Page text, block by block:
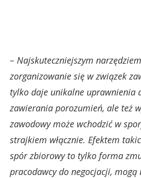
– Najskuteczniejszym
zorganizowanie się w związek
tylko daje unikalne uprawnienia
zawierania porozumień, ale też
zawodowy może wchodzić w
strajkiem włącznie. Efektem
spór zbiorowy to tylko forma
pracodawcy do negocjacji, mogą